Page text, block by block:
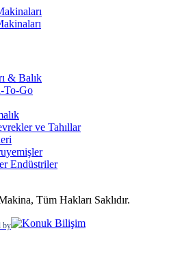
& Balık
To-Go
ve Tahıllar
Endüstriler
Tüm Hakları Saklıdır.
by